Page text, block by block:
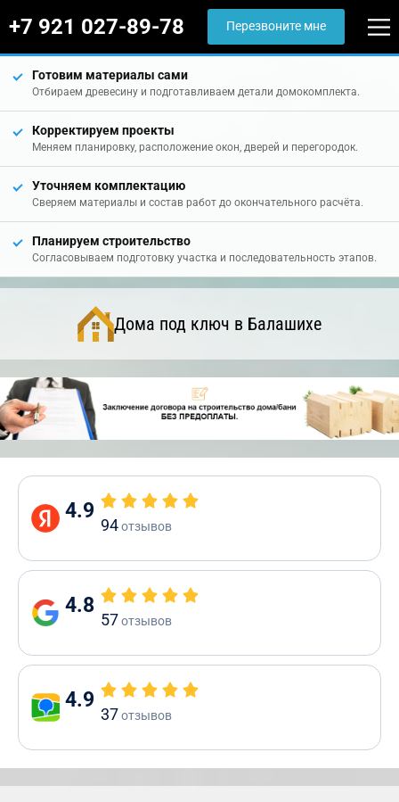
+7 921 027-89-78 Перезвоните мне
Готовим материалы сами
Отбираем древесину и подготавливаем детали домокомплекта.
Корректируем проекты
Меняем планировку, расположение окон, дверей и перегородок.
Уточняем комплектацию
Сверяем материалы и состав работ до окончательного расчёта.
Планируем строительство
Согласовываем подготовку участка и последовательность этапов.
Дома под ключ в Балашихе
4.9
94отзывов
4.8
57отзывов
4.9
37отзывов